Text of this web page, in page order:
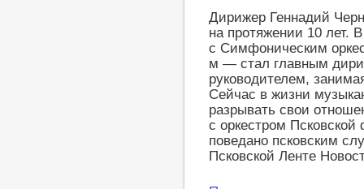
Дирижер Геннадий
на протяжении 10 лет.
с Симфоническим
м — стал главным
руководителем,
Сейчас в жизни
разрывать свои
с оркестром
поведано псковским
Псковской Ленте